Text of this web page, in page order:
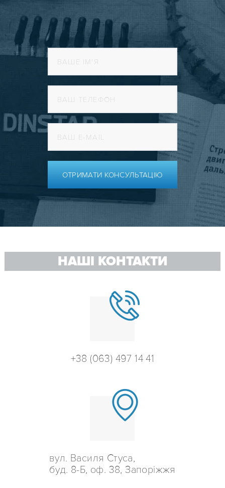
ОТРИМАТИ КОНСУЛЬТАЦІЮ
НАШІ КОНТАКТИ
+38 (063) 497 14 41
вул. Василя Стуса,
буд. 8-Б, оф. 38, Запоріжжя